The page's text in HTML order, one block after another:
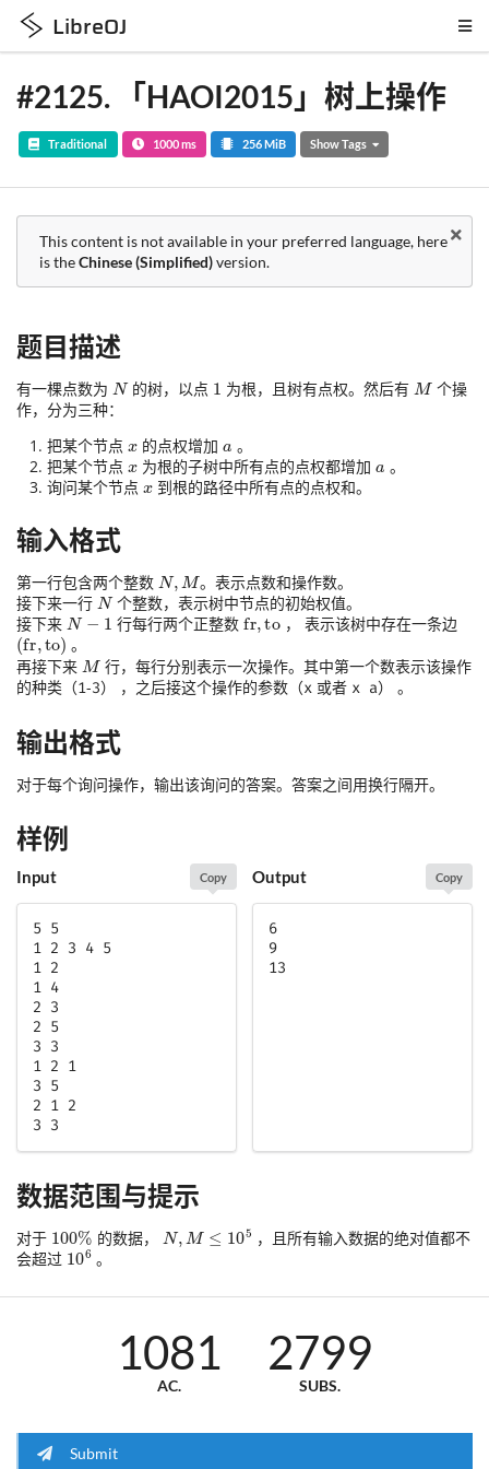
LibreOJ
#2125. 「HAOI2015」树上操作
Traditional 1000 ms 256 MiB Show Tags
This content is not available in your preferred language, here
is theChinese (Simplified)version.
题目描述
有一棵点数为 的树，以点 为根，且树有点权。然后有
个操
作，分为三种：
把某个节点
的点权增加
。
把某个节点
为根的子树中所有点的点权都增加
。
询问某个节点
到根的路径中所有点的点权和。
输入格式
第一行包含两个整数
。表示点数和操作数。
接下来一行
个整数，表示树中节点的初始权值。
接下来
行每行两个正整数
， 表示该树中存在一条边
。
再接下来
行，每行分别表示一次操作。其中第一个数表示该操作
的种类（1-3） ，之后接这个操作的参数（x 或者 x a） 。
输出格式
对于每个询问操作，输出该询问的答案。答案之间用换行隔开。
样例
Input Copy
5 5
1 2 3 4 5
1 2
1 4
2 3
2 5
3 3
1 2 1
3 5
2 1 2
3 3
Output Copy
6
9
13
数据范围与提示
对于 的数据，
，且所有输入数据的绝对值都不
会超过
。
1081
AC.
2799
SUBS.
Submit